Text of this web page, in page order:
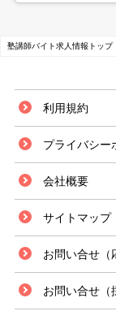
塾講師バイト求人情報トップ
利用規約
プライバシー
会社概要
サイトマップ
お問い合せ（
お問い合せ（